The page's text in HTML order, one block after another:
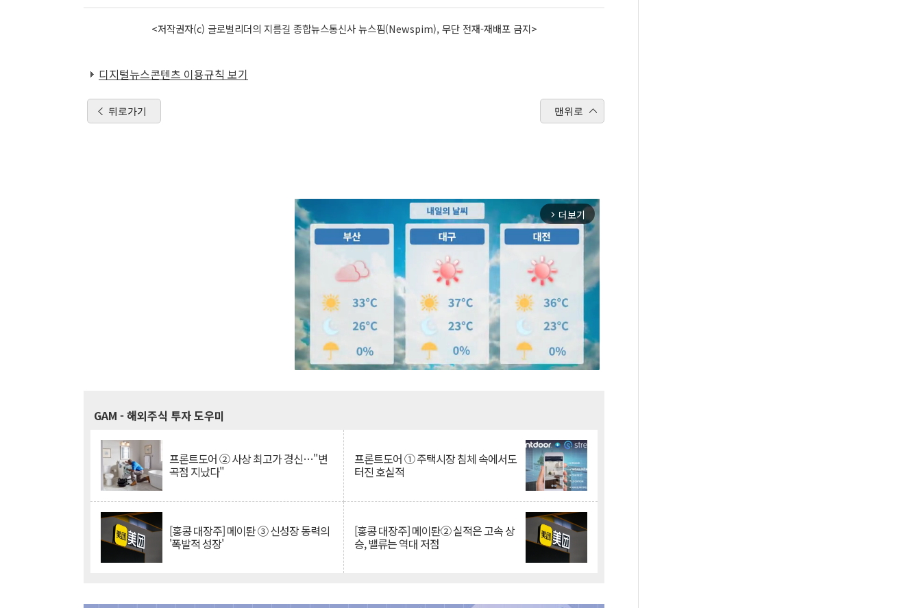
<저작권자(c) 글로벌리더의 지름길 종합뉴스통신사 뉴스핌(Newspim), 무단 전재-재배포 금지>
디지털뉴스콘텐츠 이용규칙 보기
뒤로가기 맨위로
arrow_forward_ios 더보기
GAM - 해외주식 투자 도우미
프론트도어 ② 사상 최고가 경신…"변
곡점 지났다"
프론트도어 ① 주택시장 침체 속에서도
터진 호실적
[홍콩 대장주] 메이퇀 ③ 신성장 동력의
'폭발적 성장'
[홍콩 대장주] 메이퇀② 실적은 고속 상
승, 밸류는 역대 저점